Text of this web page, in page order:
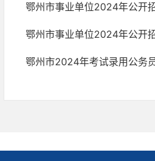
鄂州市事业单位2024年公开
鄂州市事业单位2024年公开
鄂州市2024年考试录用公务